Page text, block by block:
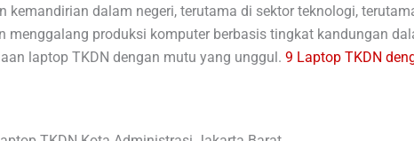
dalam negeri, terutama di sektor teknologi,
produksi komputer berbasis tingkat kandungan
laptop TKDN dengan mutu yang unggul. 9 Laptop TKDN